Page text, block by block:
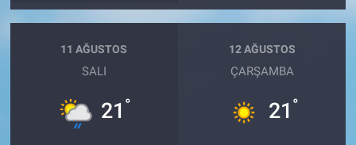
11 AĞUSTOS
SALI
21 °
12 AĞUSTOS
ÇARŞAMBA
21 °